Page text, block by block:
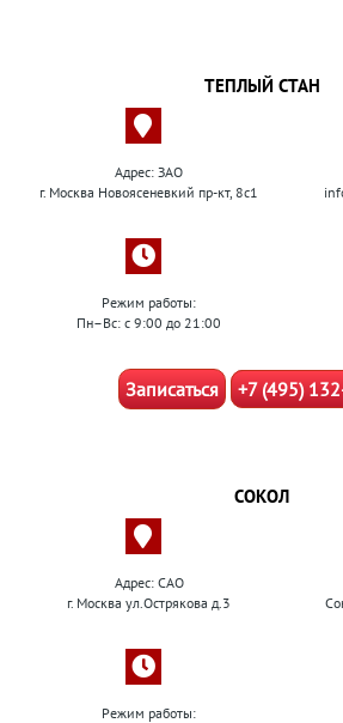
ТЕПЛЫЙ СТАН
Адрес: ЗАО
г. Москва Новоясеневкий пр-кт, 8с1
Режим работы:
Пн–Вс: с 9:00 до 21:00
Записаться +7 (495)
СОКОЛ
Адрес: САО
г. Москва ул.Острякова д.3
Режим работы: